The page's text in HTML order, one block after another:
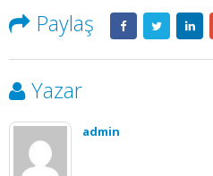
Paylaş
Yazar
admin